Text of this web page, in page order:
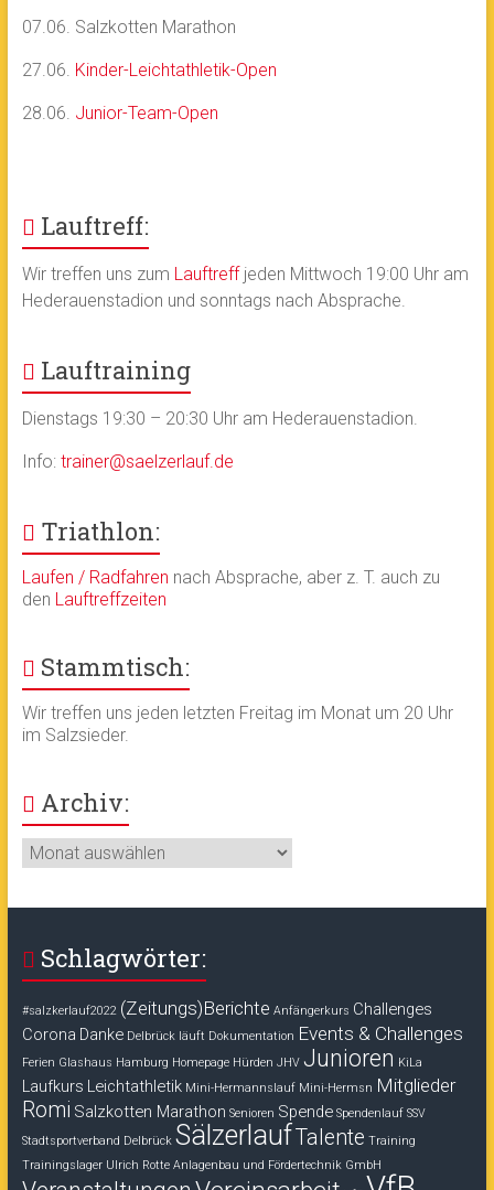
07.06. Salzkotten Marathon
27.06. Kinder-Leichtathletik-Open
28.06. Junior-Team-Open
Lauftreff:
Wir treffen uns zum Lauftreffjeden Mittwoch 19:00 Uhr am
Hederauenstadion und sonntags nach Absprache.
Lauftraining
Dienstags 19:30 – 20:30 Uhr am Hederauenstadion.
Info: trainer@saelzerlauf.de
Triathlon:
Laufen / Radfahren nach Absprache, aber z. T. auch zu
den Lauftreffzeiten
Stammtisch:
Wir treffen uns jeden letzten Freitag im Monat um 20 Uhr
im Salzsieder.
Archiv:
Archiv:
Schlagwörter:
#salzkerlauf2022 (Zeitungs)Berichte Anfängerkurs Challenges
Corona Danke Delbrück läuft Dokumentation Events & Challenges
Ferien Glashaus Hamburg Homepage Hürden JHV Junioren KiLa
Laufkurs Leichtathletik Mini-Hermannslauf Mini-Hermsn Mitglieder
Romi Salzkotten Marathon Senioren Spende Spendenlauf SSV
Stadtsportverband Delbrück SälzerlaufTalente Training
Trainingslager Ulrich Rotte Anlagenbau und Fördertechnik GmbH